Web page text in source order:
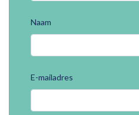
Naam
E-mailadres